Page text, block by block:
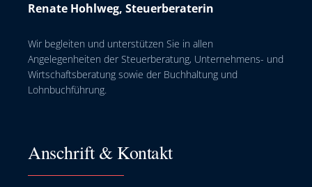
Renate Hohlweg, Steuerberaterin
Wir begleiten und unterstützen Sie in allen
Angelegenheiten der Steuerberatung, Unternehmens- und
Wirtschaftsberatung sowie der Buchhaltung und
Lohnbuchführung.
Anschrift & Kontakt